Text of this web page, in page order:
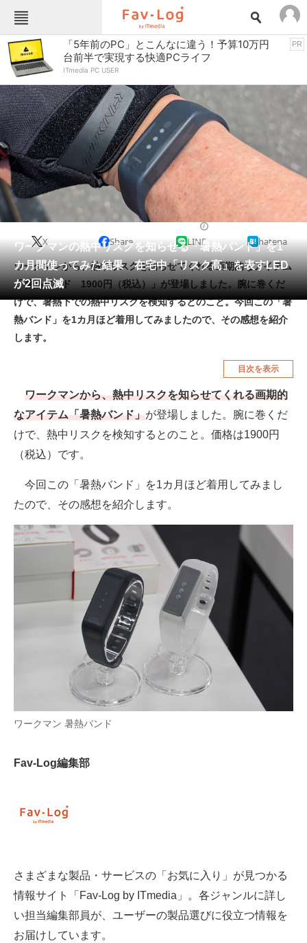
Fav-Logカテゴリー一覧
TOP アウトドア用品
インテリア・収納 おもちゃ・ホビー
カメラ キッチン家電
キッチン用品 ゲーム
コンテンツ・サービス スイーツ・お菓子
スポーツ・レジャー スマホ・携帯電話
パソコン・タブレット ファッション
ペット 家電
工具・DIY 本・DVD・CD
生活家電 生活用品
空調・季節家電 美容・コスメ
メディア
スマホと通信の最新トレンド
進化するPCとデバイスの未来
好きが集まる 比べて選べる
ビジネスと働き方のヒント
AI活用のいまが分かる
企業ITのトレンドを詳説
経営リーダーのコミュニティ
マーケ×ITの今がよく分かる
ITエンジニア向け専門サイト
IT製品の技術・比較・事例
モノづくり技術者専門サイト
エレクトロニクス専門サイト
電子設計の基本と応用
「5年前のPC」とこんなに違う！予算10万円
台前半で実現する快適PCライフ
ITmedia PC USER
PR
ワークマンの熱中リスクを知らせる「暑熱バンド」を1
カ月間使ってみた結果 在宅中「リスク高」を表すLED
が2回点滅
X Share LINE hatena
ワークマンから、熱中リスクを知らせてくれる画期的なアイテム
「暑熱バンド 1900円（税込）」が登場しました。腕に巻くだ
けで、暑熱下での熱中リスクを検知するとのこと。今回この「暑
熱バンド」を1カ月ほど着用してみましたので、その感想を紹介
します。
目次を表示
ワークマンから、熱中リスクを知らせてくれる画期的
なアイテム「暑熱バンド」が登場しました。腕に巻くだ
けで、熱中リスクを検知するとのこと。価格は1900円
（税込）です。
今回この「暑熱バンド」を1カ月ほど着用してみまし
たので、その感想を紹介します。
ワークマン 暑熱バンド
Fav-Log編集部
さまざまな製品・サービスの「お気に入り」が見つかる
情報サイト「Fav-Log by ITmedia」。各ジャンルに詳し
い担当編集部員が、ユーザーの製品選びに役立つ情報を
お届けしています。